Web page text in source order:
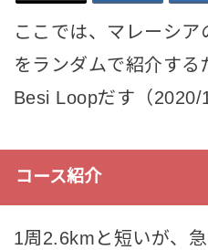
ここでは、マレーシア
をランダムで紹介する
Besi Loopだす（2020/
コース紹介
1周2.6kmと短いが、